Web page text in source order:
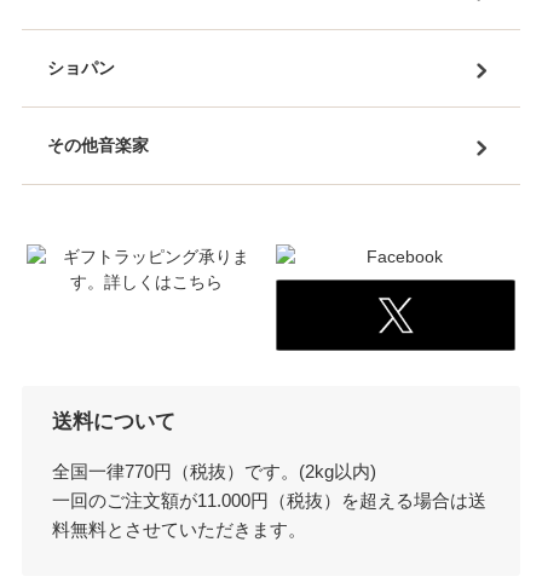
ショパン
その他音楽家
送料について
全国一律770円（税抜）です。(2kg以内)
一回のご注文額が11.000円（税抜）を超える場合は送
料無料とさせていただきます。